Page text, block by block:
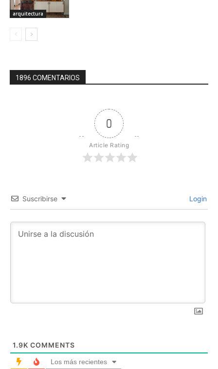
arquitectura
1896 COMENTARIOS
0
Article Rating
Suscribirse Login
1.9K COMMENTS
Los más recientes